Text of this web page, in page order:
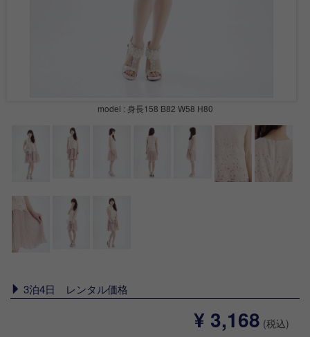
model : 身長158 B82 W58 H80
3泊4日 レンタル価格
¥ 3,168 (税込)